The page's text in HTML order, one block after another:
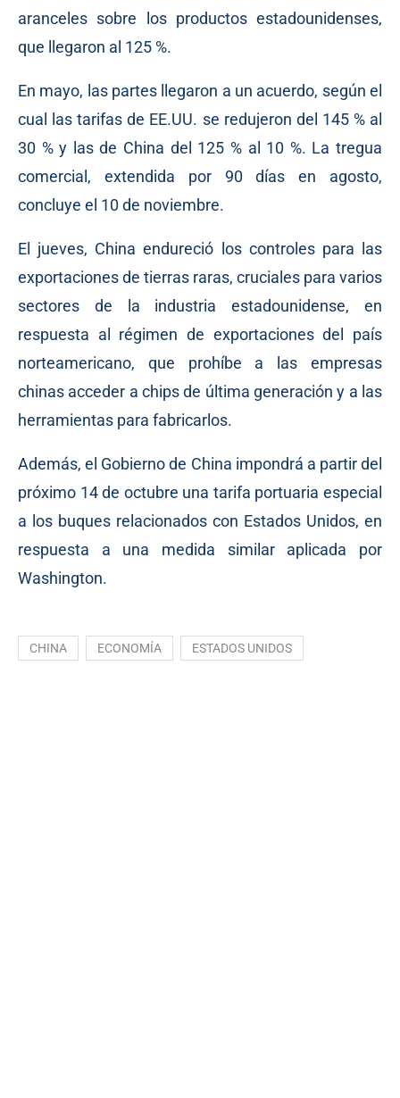
aranceles sobre los productos estadounidenses,
que llegaron al 125 %.
En mayo, las partes llegaron a un acuerdo, según el
cual las tarifas de EE.UU. se redujeron del 145 % al
30 % y las de China del 125 % al 10 %. La tregua
comercial, extendida por 90 días en agosto,
concluye el 10 de noviembre.
El jueves, China endureció los controles para las
exportaciones de tierras raras, cruciales para varios
sectores de la industria estadounidense, en
respuesta al régimen de exportaciones del país
norteamericano, que prohíbe a las empresas
chinas acceder a chips de última generación y a las
herramientas para fabricarlos.
Además, el Gobierno de China impondrá a partir del
próximo 14 de octubre una tarifa portuaria especial
a los buques relacionados con Estados Unidos, en
respuesta a una medida similar aplicada por
Washington.
CHINA ECONOMÍA ESTADOS UNIDOS